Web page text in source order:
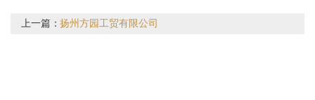
上一篇：扬州方园工贸有限公司